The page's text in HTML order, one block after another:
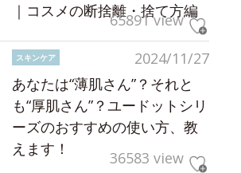
｜コスメの断捨離・捨て方編
65891 view
2024/11/27
スキンケア
あなたは“薄肌さん”？それと
も“厚肌さん”？ユードットシリ
ーズのおすすめの使い方、教
えます！
36583 view